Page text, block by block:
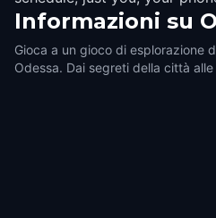
Informazioni su
Gioca a un gioco di esplorazione
Odessa. Dai segreti della città